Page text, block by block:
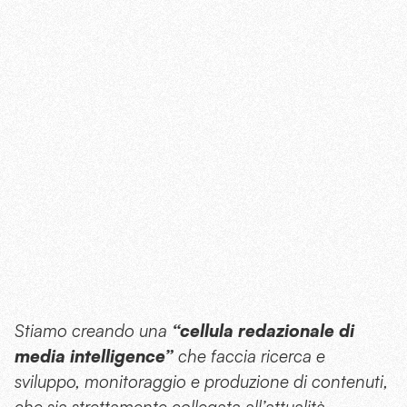
Stiamo creando una “cellula redazionale di
media intelligence” che faccia ricerca e
sviluppo, monitoraggio e produzione di contenuti,